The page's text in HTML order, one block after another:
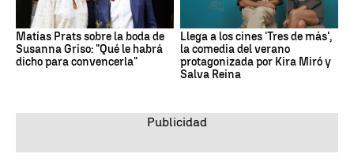
Matías Prats sobre la boda de
Susanna Griso: "Qué le habrá
dicho para convencerla"
Llega a los cines 'Tres de más',
la comedia del verano
protagonizada por Kira Miró y
Salva Reina